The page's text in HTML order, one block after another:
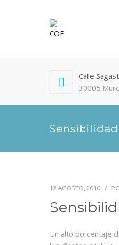
Calle
30005
12 AGOSTO, 2016
Un alto porcentaje